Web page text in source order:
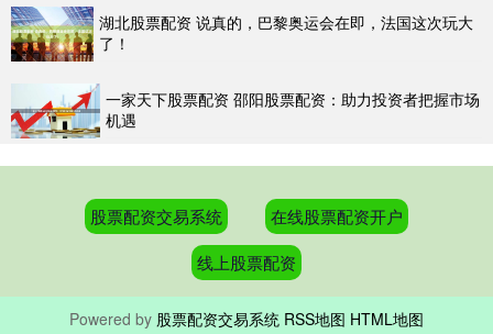
湖北股票配资 说真的，巴黎奥运会在即，法国这次玩大
了！
一家天下股票配资 邵阳股票配资：助力投资者把握市场
机遇
股票配资交易系统
在线股票配资开户
线上股票配资
Powered by 股票配资交易系统 RSS地图 HTML地图